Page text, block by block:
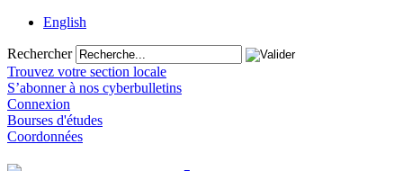
English
Rechercher
Trouvez votre section locale
S’abonner à nos cyberbulletins
Connexion
Bourses d'études
Coordonnées